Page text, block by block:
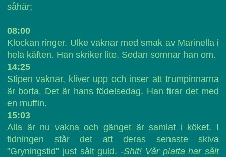
såhär;
08:00
Klockan ringer. Ulke vaknar med smak av Marinella i
hela käften. Han skriker lite. Sedan somnar han om.
14:25
Stipen vaknar, kliver upp och inser att trumpinnarna
är borta. Det är hans födelsedag. Han firar det med
en muffin.
15:03
Alla är nu vakna och gänget är samlat i köket. I
tidningen står det att deras senaste skiva
"Gryningstid" just sålt guld. -Shit! Vår platta har sålt